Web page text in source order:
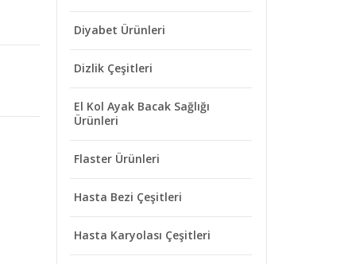
Diyabet Ürünleri
Dizlik Çeşitleri
El Kol Ayak Bacak Sağlığı
Ürünleri
Flaster Ürünleri
Hasta Bezi Çeşitleri
Hasta Karyolası Çeşitleri